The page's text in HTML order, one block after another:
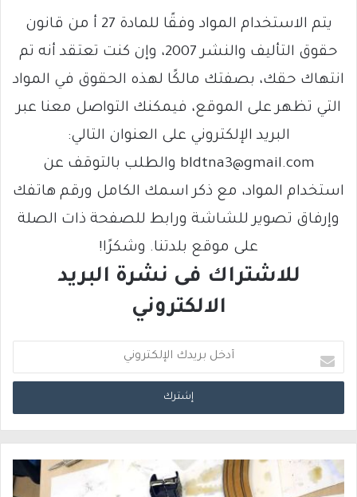
يتم الاستخدام المواد وفقًا للمادة 27 أ من قانون
حقوق التأليف والنشر 2007، وإن كنت تعتقد أنه تم
انتهاك حقك، بصفتك مالكًا لهذه الحقوق في المواد
التي تظهر على الموقع، فيمكنك التواصل معنا عبر
البريد الإلكتروني على العنوان التالي:
bldtna3@gmail.com والطلب بالتوقف عن
استخدام المواد، مع ذكر اسمك الكامل ورقم هاتفك
وإرفاق تصوير للشاشة ورابط للصفحة ذات الصلة
على موقع بلدتنا. وشكرًا!
للاشتراك فى نشرة البريد
الالكتروني
د
خ
ر